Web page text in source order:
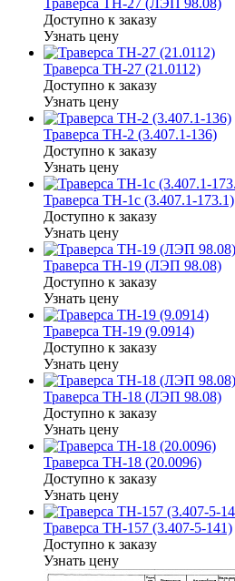
Доступно к заказу
Узнать цену
Траверса ТН-27 (21.0112)
Доступно к заказу
Узнать цену
Траверса ТН-2 (3.407.1-136)
Доступно к заказу
Узнать цену
Траверса ТН-1с (3.407.1-173.1)
Доступно к заказу
Узнать цену
Траверса ТН-19 (ЛЭП 98.08)
Доступно к заказу
Узнать цену
Траверса ТН-19 (9.0914)
Доступно к заказу
Узнать цену
Траверса ТН-18 (ЛЭП 98.08)
Доступно к заказу
Узнать цену
Траверса ТН-18 (20.0096)
Доступно к заказу
Узнать цену
Траверса ТН-157 (3.407-5-141)
Доступно к заказу
Узнать цену